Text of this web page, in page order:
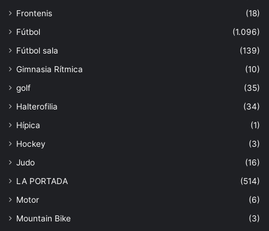
Frontenis
(18)
Fútbol
(1.096)
Fútbol sala
(139)
Gimnasia Rítmica
(10)
golf
(35)
Halterofilia
(34)
Hípica
(1)
Hockey
(3)
Judo
(16)
LA PORTADA
(514)
Motor
(6)
Mountain Bike
(3)